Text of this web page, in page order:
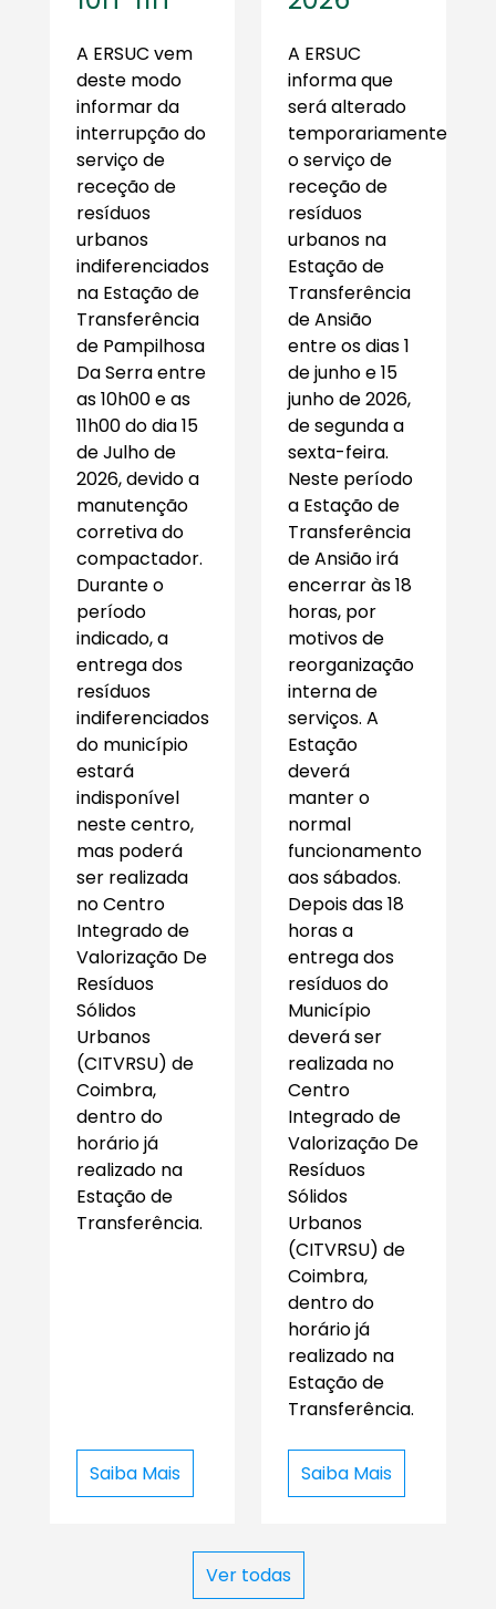
A ERSUC vem
deste modo
informar da
interrupção do
serviço de
receção de
resíduos
urbanos
indiferenciados
na Estação de
Transferência
de Pampilhosa
Da Serra entre
as 10h00 e as
11h00 do dia 15
de Julho de
2026, devido a
manutenção
corretiva do
compactador.
Durante o
período
indicado, a
entrega dos
resíduos
indiferenciados
do município
estará
indisponível
neste centro,
mas poderá
ser realizada
no Centro
Integrado de
Valorização De
Resíduos
Sólidos
Urbanos
(CITVRSU) de
Coimbra,
dentro do
horário já
realizado na
Estação de
Transferência.
Saiba Mais
A ERSUC
informa que
será alterado
temporariamente
o serviço de
receção de
resíduos
urbanos na
Estação de
Transferência
de Ansião
entre os dias 1
de junho e 15
junho de 2026,
de segunda a
sexta-feira.
Neste período
a Estação de
Transferência
de Ansião irá
encerrar às 18
horas, por
motivos de
reorganização
interna de
serviços. A
Estação
deverá
manter o
normal
funcionamento
aos sábados.
Depois das 18
horas a
entrega dos
resíduos do
Município
deverá ser
realizada no
Centro
Integrado de
Valorização De
Resíduos
Sólidos
Urbanos
(CITVRSU) de
Coimbra,
dentro do
horário já
realizado na
Estação de
Transferência.
Saiba Mais
Ver todas